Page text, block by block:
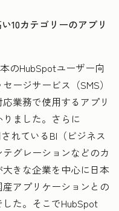
10カテゴリーのアプリ
のHubSpotユーザー向
ージサービス（SMS）
業務で使用するアプリ
ました。さらに
れているBI（ビジネス
グレーションなどのカ
きな企業を中心に日本
アプリケーションとの
た。そこでHubSpot